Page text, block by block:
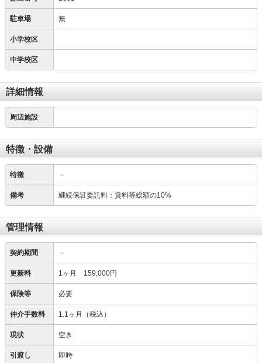
駐車場 無
小学校区
中学校区
詳細情報
周辺施設
特徴・設備
特徴 －
備考 継続保証委託料：賃料等総額の10%
管理情報
契約期間 －
更新料 1ヶ月 159,000円
保険等 必要
仲介手数料 1.1ヶ月（税込）
現状 空き
引渡し 即時